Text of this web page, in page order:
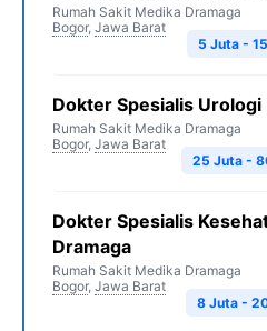
Rumah Sakit Medika Dramaga
Bogor, Jawa Barat
5 Juta -
Dokter Spesialis Urologi
Rumah Sakit Medika Dramaga
Bogor, Jawa Barat
25 Juta -
Dokter Spesialis
Dramaga
Rumah Sakit Medika Dramaga
Bogor, Jawa Barat
8 Juta -